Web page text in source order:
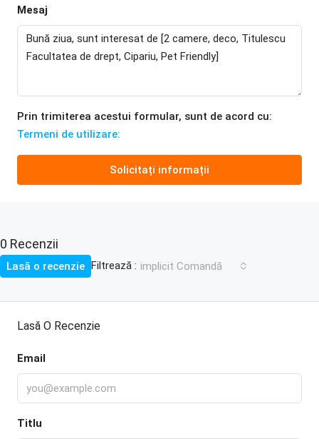
Mesaj
Prin trimiterea acestui formular, sunt de acord cu:
Termeni de utilizare:
Solicitați informații
0 Recenzii
Filtrează : implicit Comandă
Lasă o recenzie
Lasă O Recenzie
Email
Titlu